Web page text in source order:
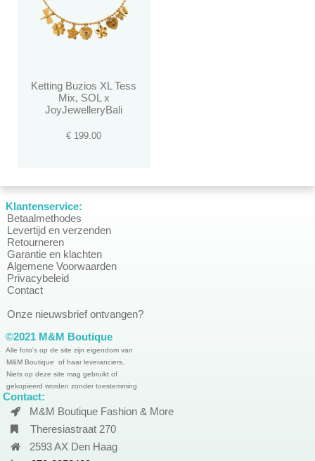
Ketting Buzios XL Tess
Mix, SOL x
JoyJewelleryBali
€ 199.00
Klantenservice:
Betaalmethodes
Levertijd en verzenden
Retourneren
Garantie en klachten
Algemene Voorwaarden
Privacybeleid
Contact
Onze nieuwsbrief ontvangen?
©2021 M&M Boutique
Alle foto's op de site zijn eigendom van
M&M Boutique of haar leveranciers.
Niets op deze site mag gebruikt of
gekopieerd worden zonder toestemming
Contact:
M&M Boutique Fashion & More
Theresiastraat 270
2593 AX Den Haag